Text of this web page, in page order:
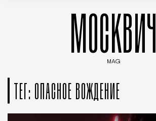
МОСКВИЧ
MAG
ТЕГ: ОПАСНОЕ ВОЖДЕНИЕ